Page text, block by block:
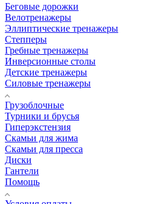
Беговые дорожки
Велотренажеры
Эллиптические тренажеры
Степперы
Гребные тренажеры
Инверсионные столы
Детские тренажеры
Силовые тренажеры
Грузоблочные
Турники и брусья
Гиперэкстензия
Скамьи для жима
Скамьи для пресса
Диски
Гантели
Помощь